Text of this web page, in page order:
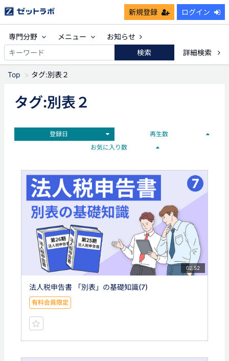
新規登録 ログイン
専門分野 メニュー
お知らせ
検索
詳細検索
Top タグ:別表２
タグ:別表２
登録日
再生数
お気に入り数
02:52
法人税申告書 「別表」の基礎知識(7)
有料会員限定